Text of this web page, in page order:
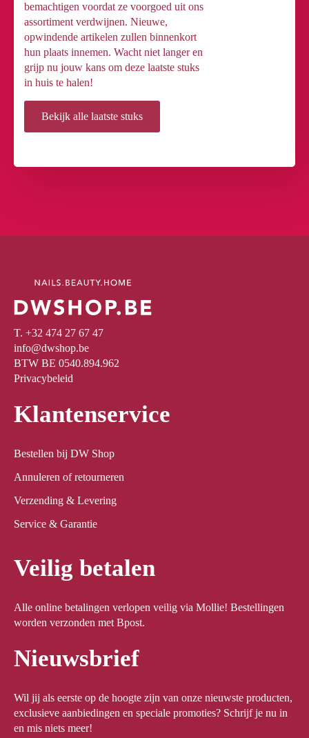
bemachtigen voordat ze voorgoed uit ons
assortiment verdwijnen. Nieuwe,
opwindende artikelen zullen binnenkort
hun plaats innemen. Wacht niet langer en
grijp nu jouw kans om deze laatste stuks
in huis te halen!
Bekijk alle laatste stuks
T. +32 474 27 67 47
info@dwshop.be
BTW BE 0540.894.962
Privacybeleid
Klantenservice
Bestellen bij DW Shop
Annuleren of retourneren
Verzending & Levering
Service & Garantie
Veilig betalen
Alle online betalingen verlopen veilig via Mollie! Bestellingen
worden verzonden met Bpost.
Nieuwsbrief
Wil jij als eerste op de hoogte zijn van onze nieuwste producten,
exclusieve aanbiedingen en speciale promoties? Schrijf je nu in
en mis niets meer!